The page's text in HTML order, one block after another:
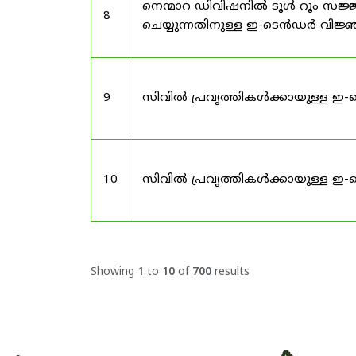
8
നെന്മാറ ഡിവിഷനിൽ ടൂൾ റൂം
ചെയ്യുന്നതിനുള്ള ഇ-ടെൻഡർ
9 സിവിൽ പ്രവൃത്തികൾക്കായുള്ള ഇ-
10 സിവിൽ പ്രവൃത്തികൾക്കായുള്ള ഇ-
Showing 1 to 10 of 700 results